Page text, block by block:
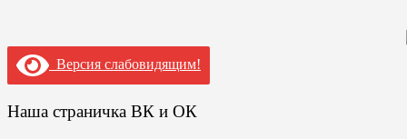
Версия слабовидящим!
Наша страничка ВК и ОК